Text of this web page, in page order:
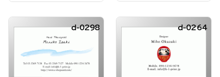
d-0298 d-0264